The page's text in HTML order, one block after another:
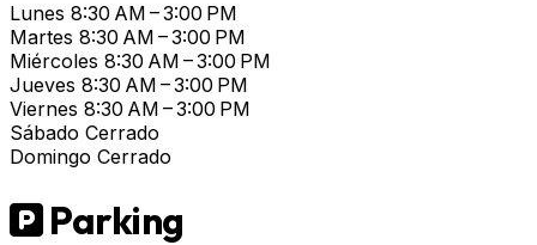
Lunes 8:30 AM – 3:00 PM
Martes 8:30 AM – 3:00 PM
Miércoles 8:30 AM – 3:00 PM
Jueves 8:30 AM – 3:00 PM
Viernes 8:30 AM – 3:00 PM
Sábado Cerrado
Domingo Cerrado
Parking